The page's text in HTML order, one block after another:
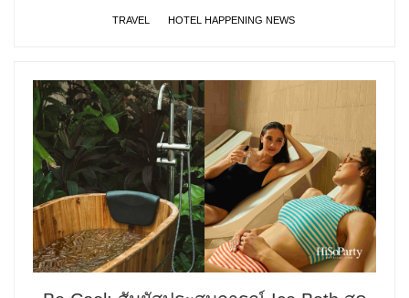
TRAVEL HOTEL HAPPENING NEWS